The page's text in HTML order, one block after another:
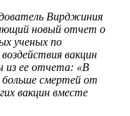
Вирджиния
новый отчет о
ученых по
вакцин
ее отчета: «В
больше смертей от
вакцин вместе